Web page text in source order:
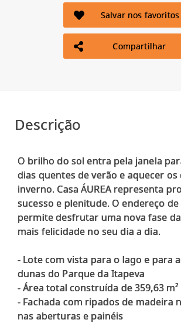
Salvar nos favoritos
Compartilhar
Descrição
O brilho do sol entra pela janela
dias quentes de verão e aquecer
inverno. Casa ÁUREA representa
sucesso e plenitude. O endereço
permite desfrutar uma nova fase
mais felicidade no seu dia a dia.
- Lote com vista para o lago e para
dunas do Parque da Itapeva
- Área total construída de 359,63 m²
- Fachada com ripados de madeira
nas aberturas e painéis